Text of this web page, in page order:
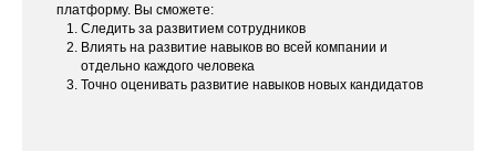
платформу. Вы сможете:
Следить за развитием сотрудников
Влиять на развитие навыков во всей компании и
отдельно каждого человека
Точно оценивать развитие навыков новых кандидатов